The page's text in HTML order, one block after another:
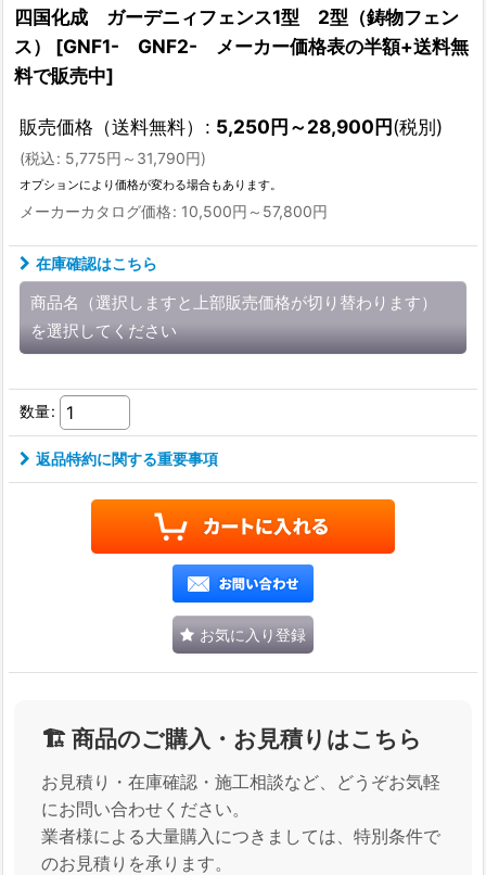
四国化成 ガーデニィフェンス1型 2型（鋳物フェン
ス）
[GNF1- GNF2- メーカー価格表の半額+送料無
料で販売中]
販売価格（送料無料） : 5,250円～28,900円(税別)
(税込: 5,775円 ～31,790円)
オプションにより価格が変わる場合もあります。
メーカーカタログ価格: 10,500円 ～57,800円
在庫確認はこちら
商品名（選択しますと上部販売価格が切り替わります）
を選択してください
数量:
返品特約に関する重要事項
お気に入り登録
🏗️ 商品のご購入・お見積りはこちら
お見積り・在庫確認・施工相談など、どうぞお気軽
にお問い合わせください。
業者様による大量購入につきましては、特別条件で
のお見積りを承ります。